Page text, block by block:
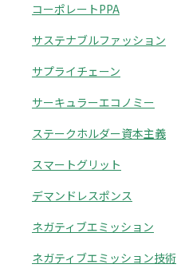
コーポレートPPA
サステナブルファッション
サプライチェーン
サーキュラーエコノミー
ステークホルダー資本主義
スマートグリット
デマンドレスポンス
ネガティブエミッション
ネガティブエミッション技術